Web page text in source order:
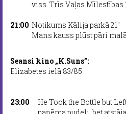
viss. Trīs Vaļas Mīlestības
21:00 Notikums Kālija parkā 21''
Mans kauss plūst pāri
Seansi kino „K.Suns”:
Elizabetes ielā 83/85
23:00
He Took the Bottle but